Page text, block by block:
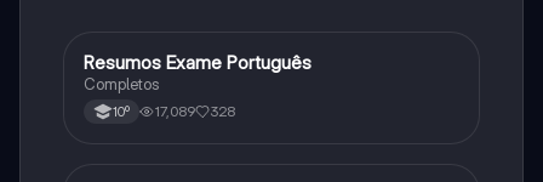
Português
Resumos Exame Português
Completos
10º 17,089 328